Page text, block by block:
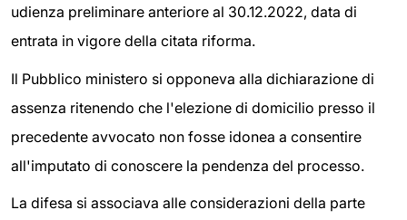
udienza preliminare anteriore al 30.12.2022, data di
entrata in vigore della citata riforma.
Il Pubblico ministero si opponeva alla dichiarazione di
assenza ritenendo che l'elezione di domicilio presso il
precedente avvocato non fosse idonea a consentire
all'imputato di conoscere la pendenza del processo.
La difesa si associava alle considerazioni della parte